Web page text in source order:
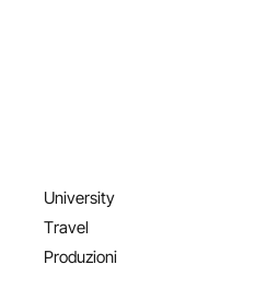
University
Travel
Produzioni